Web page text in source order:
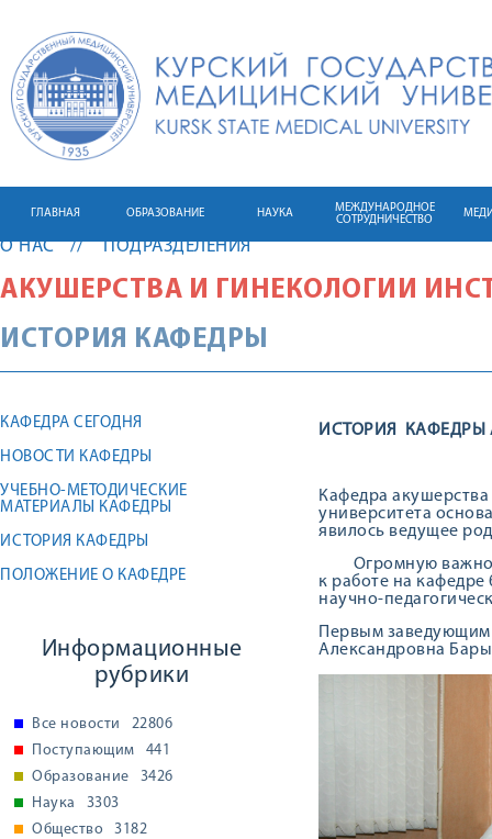
ГЛАВНАЯ ОБРАЗОВАНИЕ НАУКА
МЕЖДУНАРОДНОЕ
СОТРУДНИЧЕСТВО
О НАС ПОДРАЗДЕЛЕНИЯ
АКУШЕРСТВА И ГИНЕКОЛОГИИ
ИСТОРИЯ КАФЕДРЫ
КАФЕДРА СЕГОДНЯ
НОВОСТИ КАФЕДРЫ
УЧЕБНО-МЕТОДИЧЕСКИЕ
МАТЕРИАЛЫ КАФЕДРЫ
ИСТОРИЯ КАФЕДРЫ
ПОЛОЖЕНИЕ О КАФЕДРЕ
Информационные
рубрики
Все новости
22806
Поступающим
441
Образование
3426
Наука
3303
Общество
3182
ИСТОРИЯ КАФЕДРЫ
Кафедра
университета
явилось ведущее
Огромную
к работе на
научно-
Первым заведующим
Александровна